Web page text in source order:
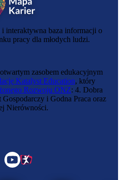
i interaktywna baza informacji o
pracy dla młodych ludzi.
zasobem edukacyjnym
Katalyst Education, który
Rozwoju ONZ: 4. Dobra
i Godna Praca oraz
Nierówności.